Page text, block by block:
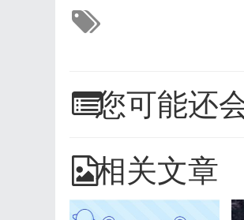
您可能还
相关文章